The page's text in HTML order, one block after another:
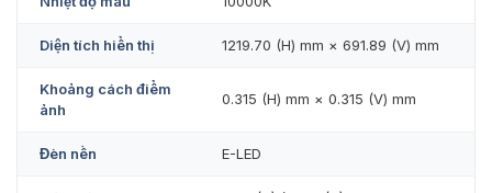
Hệ thống gọi số
Nhờ khả năng hiển thị đa dạng, màn hình có thể phục
vụ nhiều mục đích như quảng cáo, truyền thông nội bộ,
hiển thị thông tin hoặc hướng dẫn khách hàng.
Lập Lịch Phát Nội Dung Linh Hoạt
Một trong những ưu điểm nổi bật của DS-D6055UN-DP là
Diện tích hiển thị 1219.70 (H) mm × 691.89 (V) mm
Khoảng cách điểm
ảnh
0.315 (H) mm × 0.315 (V) mm
Đèn nền E-LED